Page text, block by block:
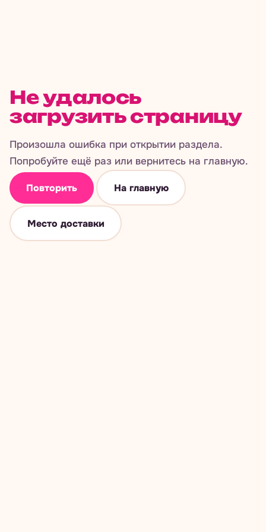
Не удалось
загрузить страницу
Произошла ошибка при открытии раздела.
Попробуйте ещё раз или вернитесь на главную.
Повторить На главную
Место доставки